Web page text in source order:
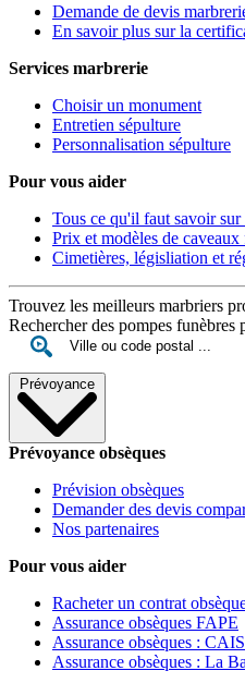
Demande de devis
En savoir plus sur la
Services marbrerie
Choisir un monument
Entretien sépulture
Personnalisation sépulture
Pour vous aider
Tous ce qu'il faut savoir sur
Prix et modèles de caveaux
Cimetières, législiation et
Trouvez les meilleurs marbriers
Rechercher des pompes funèbres
Prévoyance
Prévoyance obsèques
Prévision obsèques
Demander des devis
Nos partenaires
Pour vous aider
Racheter un contrat
Assurance obsèques FAPE
Assurance obsèques :
Assurance obsèques : La